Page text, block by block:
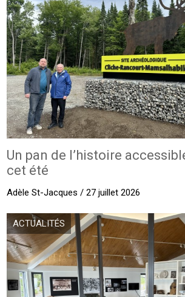
Un pan de l’histoire
cet été
Adèle St-Jacques / 27 juillet 2026
ACTUALITÉS